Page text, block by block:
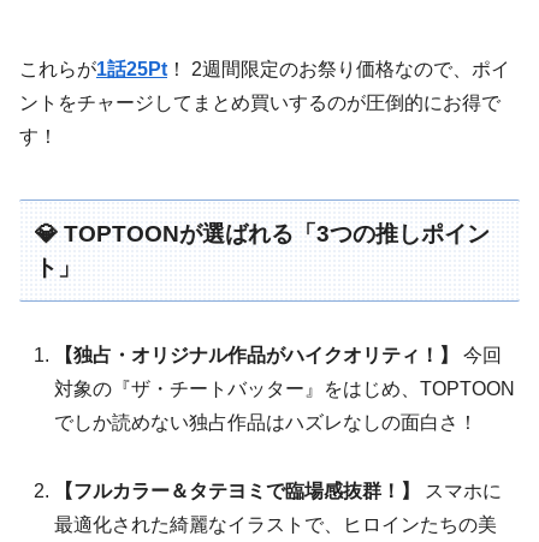
これらが1話25Pt ！ 2週間限定のお祭り価格なので、ポイ
ントをチャージしてまとめ買いするのが圧倒的にお得で
す！
💎 TOPTOONが選ばれる「3つの推しポイン
ト」
【独占・オリジナル作品がハイクオリティ！】
今回
対象の『ザ・チートバッター』をはじめ、TOPTOON
でしか読めない独占作品はハズレなしの面白さ！
【フルカラー＆タテヨミで臨場感抜群！】
スマホに
最適化された綺麗なイラストで、ヒロインたちの美